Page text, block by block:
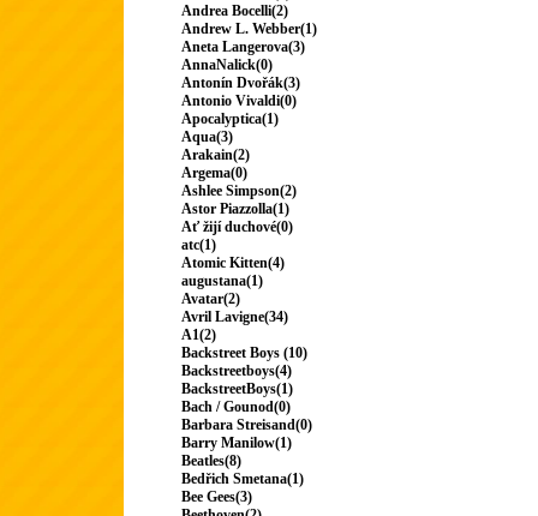
Andrea Bocelli(2)
Andrew L. Webber(1)
Aneta Langerova(3)
AnnaNalick(0)
Antonín Dvořák(3)
Antonio Vivaldi(0)
Apocalyptica(1)
Aqua(3)
Arakain(2)
Argema(0)
Ashlee Simpson(2)
Astor Piazzolla(1)
Ať žijí duchové(0)
atc(1)
Atomic Kitten(4)
augustana(1)
Avatar(2)
Avril Lavigne(34)
A1(2)
Backstreet Boys (10)
Backstreetboys(4)
BackstreetBoys(1)
Bach / Gounod(0)
Barbara Streisand(0)
Barry Manilow(1)
Beatles(8)
Bedřich Smetana(1)
Bee Gees(3)